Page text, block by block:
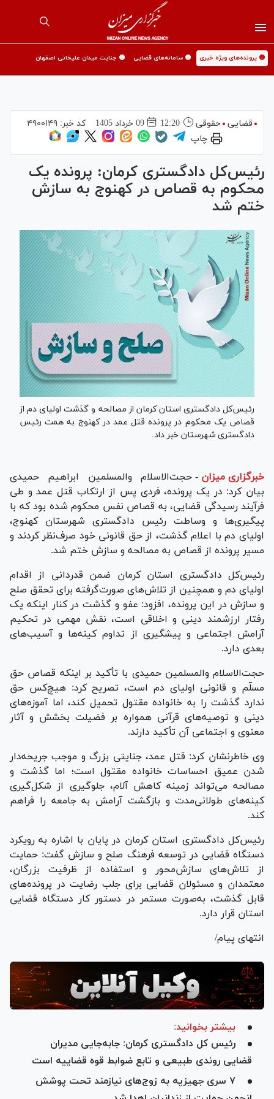
🟡 پرونده‌های ویژه خبری 🟡 سامانه‌های قضایی 🟡 جنایت میدان علیخانی اصفهان
قضایی حقوقی 12:20 09 خرداد 1405 کد خبر: ۴۹۰۰۱۴۹
چاپ
رئیس‌کل دادگستری کرمان: پرونده یک
محکوم به قصاص در کهنوج به سازش
ختم شد
رئیس‌کل دادگستری استان کرمان از مصالحه و گذشت اولیای دم از
قصاص یک محکوم در پرونده قتل عمد در کهنوج به همت رئیس
دادگستری شهرستان خبر داد.
خبرگزاری میزان - حجت‌الاسلام والمسلمین ابراهیم حمیدی
بیان کرد: در یک پرونده، فردی پس از ارتکاب قتل عمد و طی
فرآیند رسیدگی قضایی، به قصاص نفس محکوم شده بود که با
پیگیری‌ها و وساطت رئیس دادگستری شهرستان کهنوج،
اولیای دم با اعلام گذشت، از حق قانونی خود صرف‌نظر کردند و
مسیر پرونده از قصاص به مصالحه و سازش ختم شد.
رئیس‌کل دادگستری استان کرمان ضمن قدردانی از اقدام
اولیای دم و همچنین از تلاش‌های صورت‌گرفته برای تحقق صلح
و سازش در این پرونده، افزود: عفو و گذشت در کنار اینکه یک
رفتار ارزشمند دینی و اخلاقی است، نقش مهمی در تحکیم
آرامش اجتماعی و پیشگیری از تداوم کینه‌ها و آسیب‌های
بعدی دارد.
حجت‌الاسلام والمسلمین حمیدی با تأکید بر اینکه قصاص حق
مسلّم و قانونی اولیای دم است، تصریح کرد: هیچ‌کس حق
ندارد گذشت را به خانواده مقتول تحمیل کند، اما آموزه‌های
دینی و توصیه‌های قرآنی همواره بر فضیلت بخشش و آثار
معنوی و اجتماعی آن تأکید دارند.
وی خاطرنشان کرد: قتل عمد، جنایتی بزرگ و موجب جریحه‌دار
شدن عمیق احساسات خانواده مقتول است؛ اما گذشت و
مصالحه می‌تواند زمینه کاهش آلام، جلوگیری از شکل‌گیری
کینه‌های طولانی‌مدت و بازگشت آرامش به جامعه را فراهم
کند.
رئیس‌کل دادگستری استان کرمان در پایان با اشاره به رویکرد
دستگاه قضایی در توسعه فرهنگ صلح و سازش گفت: حمایت
از تلاش‌های سازش‌محور و استفاده از ظرفیت بزرگان،
معتمدان و مسئولان قضایی برای جلب رضایت در پرونده‌های
قابل گذشت، به‌صورت مستمر در دستور کار دستگاه قضایی
استان قرار دارد.
انتهای پیام/
بیشتر بخوانید:
رئیس کل دادگستری کرمان: جابه‌جایی مدیران
قضایی روندی طبیعی و تابع ضوابط قوه قضاییه است
۷ سری جهیزیه به زوج‌های نیازمند تحت پوشش